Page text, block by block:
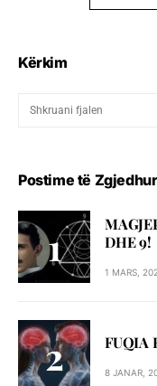
Kërkim
Postime të
DHE 9!
1 MARS,
FUQIA
8 JANAR,